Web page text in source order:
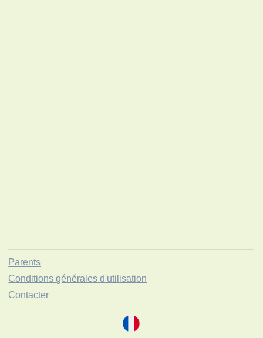
Parents
Conditions générales d'utilisation
Contacter